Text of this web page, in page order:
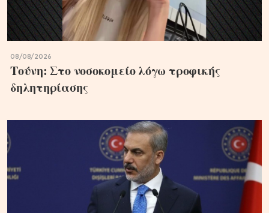
08/08/2026
Τούνη: Στο νοσοκομείο λόγω τροφικής
δηλητηρίασης